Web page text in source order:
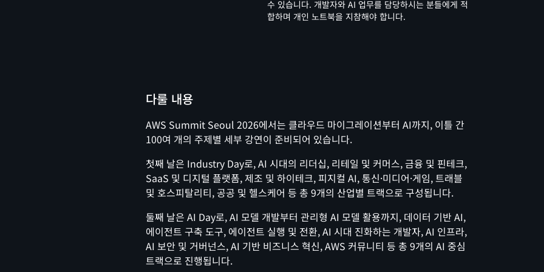
수 있습니다. 개발자와 AI 업무를 담당하시는 분들에게 적
합하며 개인 노트북을 지참해야 합니다.
다룰 내용
AWS Summit Seoul 2026에서는 클라우드 마이그레이션부터 AI까지, 이틀 간
100여 개의 주제별 세부 강연이 준비되어 있습니다.
첫째 날은 Industry Day로, AI 시대의 리더십, 리테일 및 커머스, 금융 및 핀테크,
SaaS 및 디지털 플랫폼, 제조 및 하이테크, 피지컬 AI, 통신·미디어·게임, 트래블
및 호스피탈리티, 공공 및 헬스케어 등 총 9개의 산업별 트랙으로 구성됩니다.
둘째 날은 AI Day로, AI 모델 개발부터 관리형 AI 모델 활용까지, 데이터 기반 AI,
에이전트 구축 도구, 에이전트 실행 및 전환, AI 시대 진화하는 개발자, AI 인프라,
AI 보안 및 거버넌스, AI 기반 비즈니스 혁신, AWS 커뮤니티 등 총 9개의 AI 중심
트랙으로 진행됩니다.